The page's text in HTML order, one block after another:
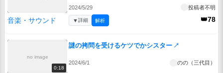
2024/5/29 投稿者不明
音楽・サウンド 👑78
▼詳細 解析
no image
0:18
謎の拷問を受けるケツでかシスター ↗
2024/6/1 のの（三代目）